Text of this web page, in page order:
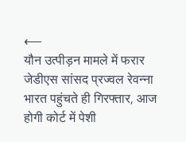
Post
navigation
⟵
यौन उत्पीड़न मामले में फरार
जेडीएस सांसद प्रज्वल रेवन्ना
भारत पहुंचते ही गिरफ्तार, आज
होगी कोर्ट में पेशी